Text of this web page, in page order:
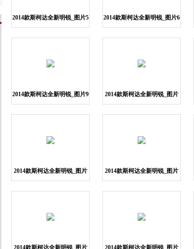
2014款斯柯达全新明锐_图片5 2014款斯柯达全新明锐_图片6
2014款斯柯达全新明锐_图片9 2014款斯柯达全新明锐_图片
2014款斯柯达全新明锐_图片 2014款斯柯达全新明锐_图片
2014款斯柯达全新明锐_图片 2014款斯柯达全新明锐_图片